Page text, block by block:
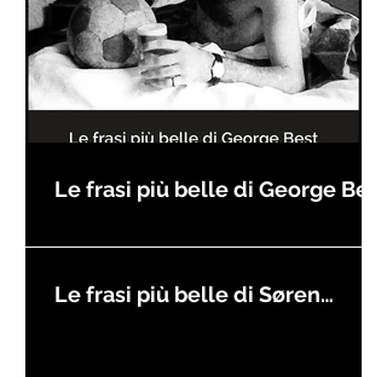
Le frasi più belle di George Best
Le frasi più belle di Søren